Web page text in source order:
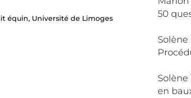
équin, Université de Limoges
50
en